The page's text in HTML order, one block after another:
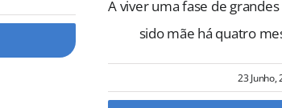
A viver uma fase de
sido mãe há quatro
23 Junho,